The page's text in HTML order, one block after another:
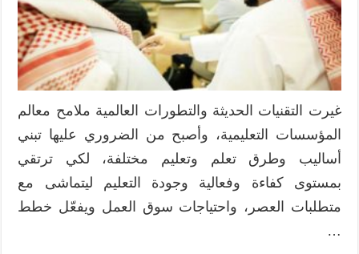
غيرت التقنيات الحديثة والتطورات العالمية ملامح معالم
المؤسسات التعليمية، وأصبح من الضروري عليها تبني
أساليب وطرق تعلم وتعليم مختلفة، لكي ترتقي
بمستوى كفاءة وفعالية وجودة التعليم ليتماشى مع
متطلبات العصر، واحتياجات سوق العمل ويفعّل خطط
…